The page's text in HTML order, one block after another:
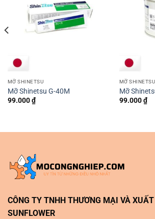
MỠ SHINETSU
Mỡ Shinetsu G-40M
99.000₫
MỠ SHINETSU
Mỡ
99.000₫
CÔNG TY TNHH THƯƠNG MẠI VÀ
SUNFLOWER